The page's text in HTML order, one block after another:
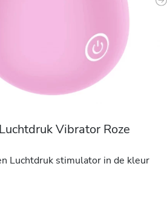
Vibrator Roze
Luchtdruk stimulator in de kleur